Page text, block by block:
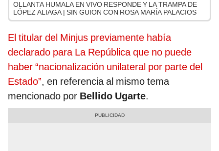
OLLANTA HUMALA EN VIVO RESPONDE Y LA TRAMPA DE
LÓPEZ ALIAGA | SIN GUION CON ROSA MARÍA PALACIOS
El titular del Minjus previamente había
declarado para La República que no puede
haber “nacionalización unilateral por parte del
Estado”, en referencia al mismo tema
mencionado por Bellido Ugarte.